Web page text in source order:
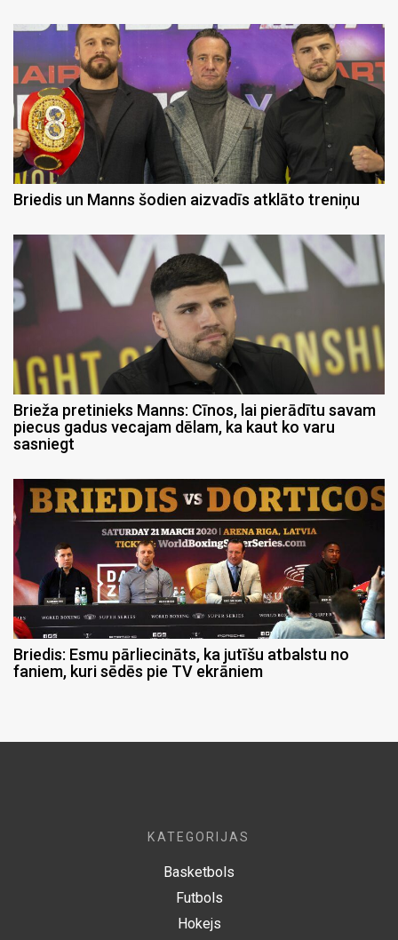
Briedis un Manns šodien aizvadīs atklāto treniņu
Brieža pretinieks Manns: Cīnos, lai pierādītu savam
piecus gadus vecajam dēlam, ka kaut ko varu
sasniegt
Briedis: Esmu pārliecināts, ka jutīšu atbalstu no
faniem, kuri sēdēs pie TV ekrāniem
KATEGORIJAS
Basketbols
Futbols
Hokejs